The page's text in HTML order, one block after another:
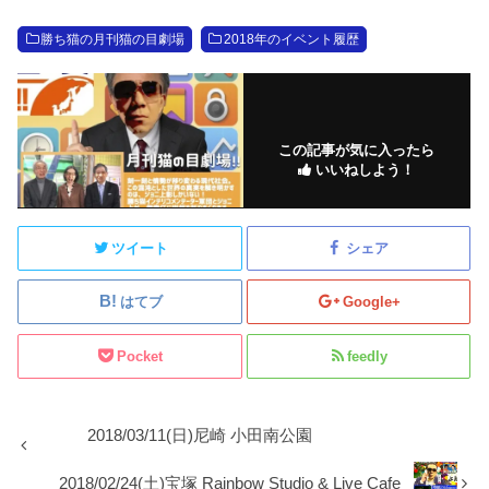
勝ち猫の月刊猫の目劇場 2018年のイベント履歴
この記事が気に入ったら
いいねしよう！
ツイート シェア
はてブ Google+
Pocket feedly
2018/03/11(日)尼崎 小田南公園
2018/02/24(土)宝塚 Rainbow Studio & Live Cafe